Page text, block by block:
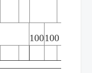
100100